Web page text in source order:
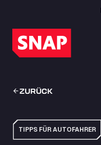
ZURÜCK
TIPPS FÜR AUTOFAHRER